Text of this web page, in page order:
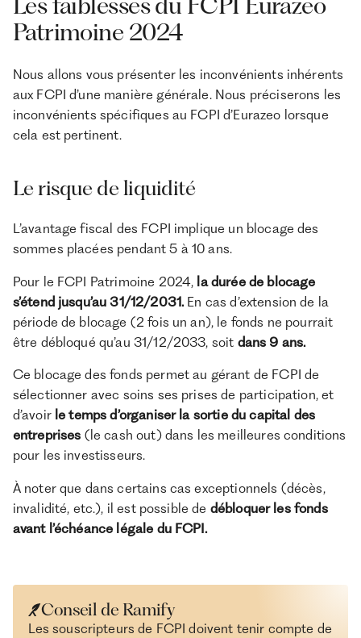
Patrimoine 2024
Nous allons vous présenter les inconvénients inhérents
aux FCPI d’une manière générale. Nous préciserons les
inconvénients spécifiques au FCPI d’Eurazeo lorsque
cela est pertinent.
Le risque de liquidité
L’avantage fiscal des FCPI implique un blocage des
sommes placées pendant 5 à 10 ans.
Pour le FCPI Patrimoine 2024, la durée de blocage
s’étend jusqu’au 31/12/2031. En cas d’extension de la
période de blocage (2 fois un an), le fonds ne pourrait
être débloqué qu’au 31/12/2033, soit dans 9 ans.
Ce blocage des fonds permet au gérant de FCPI de
sélectionner avec soins ses prises de participation, et
d’avoir le temps d’organiser la sortie du capital des
entreprises (le cash out) dans les meilleures conditions
pour les investisseurs.
À noter que dans certains cas exceptionnels (décès,
invalidité, etc.), il est possible de débloquer les fonds
avant l’échéance légale du FCPI.
Conseil de Ramify
Les souscripteurs de FCPI doivent tenir compte de